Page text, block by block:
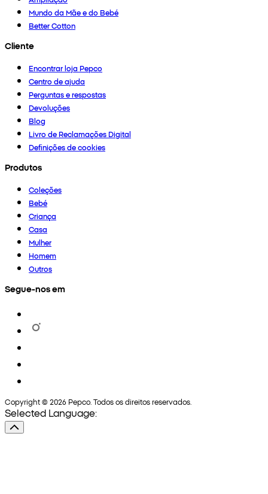
Mundo da Mãe e do Bebé
Better Cotton
Cliente
Encontrar loja Pepco
Centro de ajuda
Perguntas e respostas
Devoluções
Blog
Livro de Reclamações Digital
Definições de cookies
Produtos
Coleções
Bebé
Criança
Casa
Mulher
Homem
Outros
Segue-nos em
Copyright © 2026 Pepco. Todos os direitos reservados.
Selected Language: